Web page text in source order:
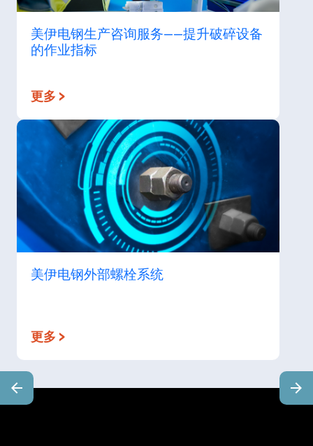
美伊电钢生产咨询服务——提升破碎设备
的作业指标
更多 >
美伊电钢外部螺栓系统
更多 >